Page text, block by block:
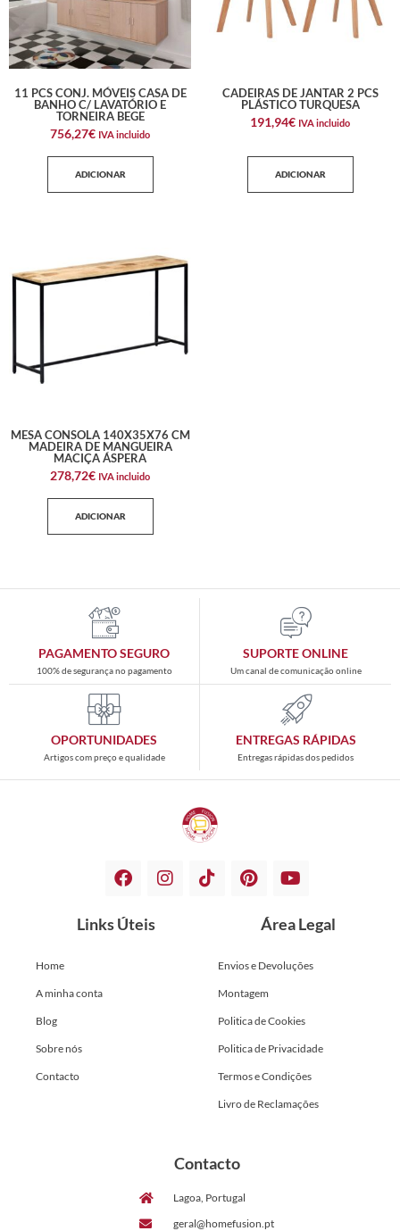
11 PCS CONJ. MÓVEIS CASA DE
BANHO C/ LAVATÓRIO E
TORNEIRA BEGE
756,27€ IVA incluido
ADICIONAR
CADEIRAS DE JANTAR 2 PCS
PLÁSTICO TURQUESA
191,94€ IVA incluido
ADICIONAR
MESA CONSOLA 140X35X76 CM
MADEIRA DE MANGUEIRA
MACIÇA ÁSPERA
278,72€ IVA incluido
ADICIONAR
PAGAMENTO SEGURO
100% de segurança no pagamento
SUPORTE ONLINE
Um canal de comunicação online
OPORTUNIDADES
Artigos com preço e qualidade
ENTREGAS RÁPIDAS
Entregas rápidas dos pedidos
Links Úteis
Home
A minha conta
Blog
Sobre nós
Contacto
Área Legal
Envios e Devoluções
Montagem
Politica de Cookies
Politica de Privacidade
Termos e Condições
Livro de Reclamações
Contacto
Lagoa, Portugal
geral@homefusion.pt